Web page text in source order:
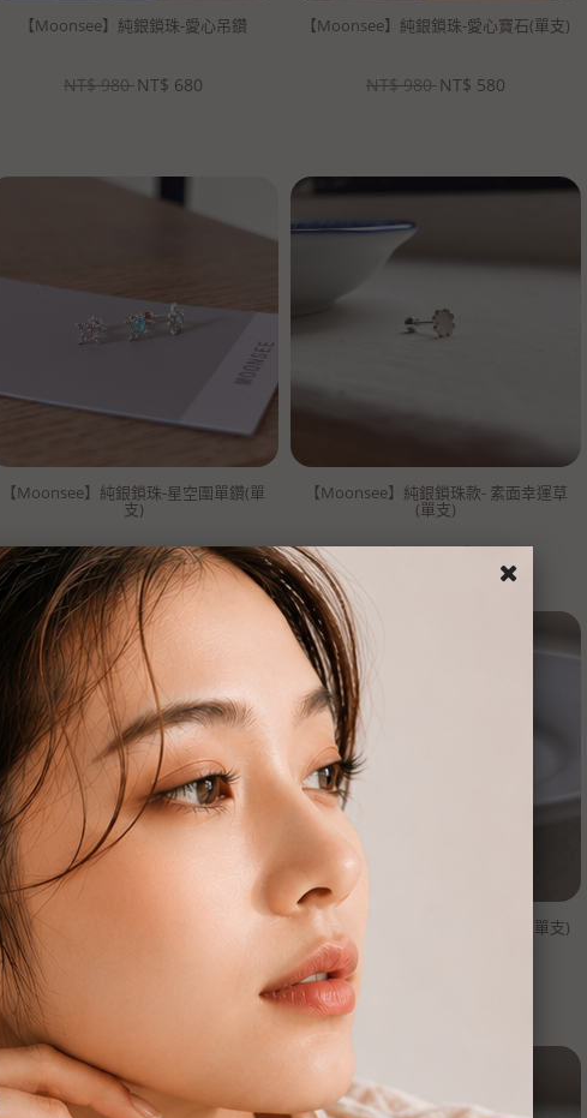
【Moonsee】純銀鎖珠-愛心吊鑽
NT$ 980 NT$ 680
【Moonsee】純銀鎖珠-愛心寶石(單支)
NT$ 980 NT$ 580
【Moonsee】純銀鎖珠-星空圍單鑽(單
支)
NT$ 980 NT$ 680
【Moonsee】純銀鎖珠款- 素面幸運草
(單支)
NT$ 680 NT$ 380
【Moonsee】純銀鎖珠款-心電閃亮(單 【Moonsee】純銀鎖珠款-貓頭鷹(單支)